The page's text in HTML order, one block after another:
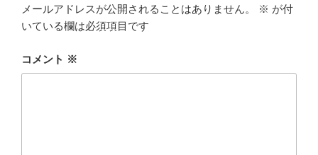
メールアドレスが公開されることはありません。 ※ が付
いている欄は必須項目です
コメント ※